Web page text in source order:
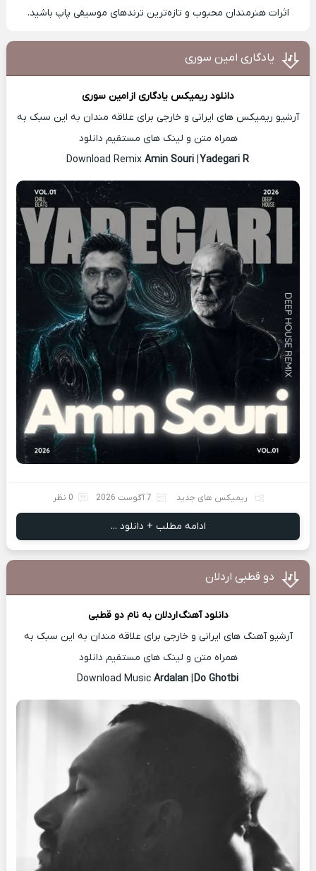
اثرات هنرمندان محبوب و تازه‌ترین ترند‌های موسیقی پاپ باشید.
یادگاری امین سوری
دانلود ریمیکس یادگاری ازامین سوری
آرشیو ریمیکس های ایرانی و خارجی برای علاقه مندان به این سبک به
همراه متن و لینک های مستقیم دانلود
Amin Souri |Yadegari R
ریمیکس های جدید 7 آگوست 2026 0 نظر
ادامه مطلب + دانلود ...
دو قطبی اردلان
دانلود آهنگاردلان به نام دو قطبی
آرشیو آهنگ های ایرانی و خارجی برای علاقه مندان به این سبک به
همراه متن و لینک های مستقیم دانلود
Ardalan |Do Ghotbi